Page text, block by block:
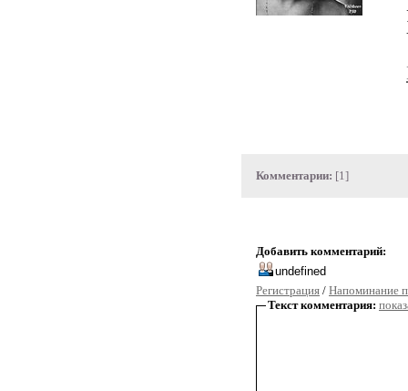
Комментарии: [1]
Добавить комментарий:
Регистрация / Напоминание
Текст комментария: